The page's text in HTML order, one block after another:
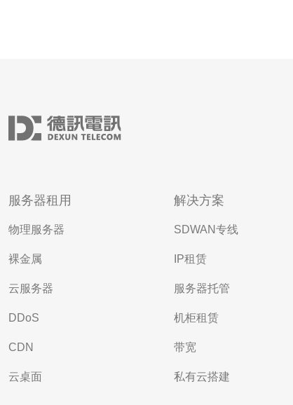
服务器租用
物理服务器
裸金属
云服务器
DDoS
CDN
云桌面
解决方案
SDWAN专线
IP租赁
服务器托管
机柜租赁
带宽
私有云搭建